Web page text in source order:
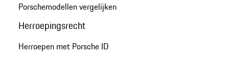
Porschemodellen vergelijken
Herroepingsrecht
Herroepen met Porsche ID